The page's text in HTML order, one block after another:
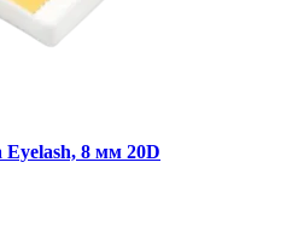
8 мм 20D